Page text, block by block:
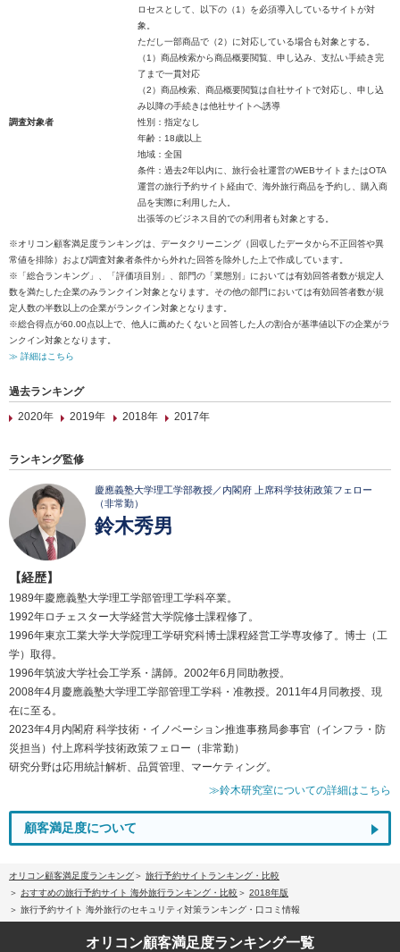
ロセスとして、以下の（1）を必須導入しているサイトが対
象。
ただし一部商品で（2）に対応している場合も対象とする。
（1）商品検索から商品概要閲覧、申し込み、支払い手続き完
了まで一貫対応
（2）商品検索、商品概要閲覧は自社サイトで対応し、申し込
み以降の手続きは他社サイトへ誘導
調査対象者
性別：指定なし
年齢：18歳以上
地域：全国
条件：過去2年以内に、旅行会社運営のWEBサイトまたはOTA
運営の旅行予約サイト経由で、海外旅行商品を予約し、購入商
品を実際に利用した人。
出張等のビジネス目的での利用者も対象とする。
※オリコン顧客満足度ランキングは、データクリーニング（回収したデータから不正回答や異
常値を排除）および調査対象者条件から外れた回答を除外した上で作成しています。
※「総合ランキング」、「評価項目別」、部門の「業態別」においては有効回答者数が規定人
数を満たした企業のみランクイン対象となります。その他の部門においては有効回答者数が規
定人数の半数以上の企業がランクイン対象となります。
※総合得点が60.00点以上で、他人に薦めたくないと回答した人の割合が基準値以下の企業がラ
ンクイン対象となります。
≫ 詳細はこちら
過去ランキング
2020年
2019年 2018年 2017年
ランキング監修
慶應義塾大学理工学部教授／内閣府 上席科学技術政策フェロー
（非常勤）
鈴木秀男
【経歴】
1989年慶應義塾大学理工学部管理工学科卒業。
1992年ロチェスター大学経営大学院修士課程修了。
1996年東京工業大学大学院理工学研究科博士課程経営工学専攻修了。博士（工
学）取得。
1996年筑波大学社会工学系・講師。2002年6月同助教授。
2008年4月慶應義塾大学理工学部管理工学科・准教授。2011年4月同教授、現
在に至る。
2023年4月内閣府 科学技術・イノベーション推進事務局参事官（インフラ・防
災担当）付上席科学技術政策フェロー（非常勤）
研究分野は応用統計解析、品質管理、マーケティング。
≫鈴木研究室についての詳細はこちら
顧客満足度について
オリコン顧客満足度ランキング
旅行予約サイトランキング・比較
おすすめの旅行予約サイト 海外旅行ランキング・比較
2018年版
旅行予約サイト 海外旅行のセキュリティ対策ランキング・口コミ情報
オリコン顧客満足度ランキング一覧